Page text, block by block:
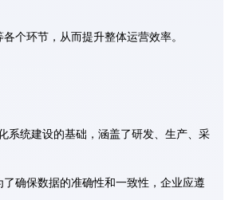
个环节，从而提升整体运营效率。
系统建设的基础，涵盖了研发、生产、采
确保数据的准确性和一致性，企业应遵